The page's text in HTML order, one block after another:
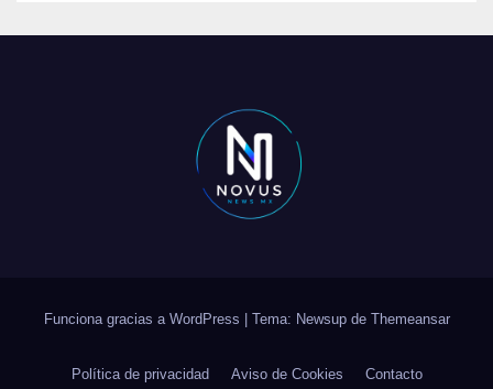
Funciona gracias a WordPress Tema: Newsup de Themeansar
Política de privacidad Aviso de Cookies Contacto